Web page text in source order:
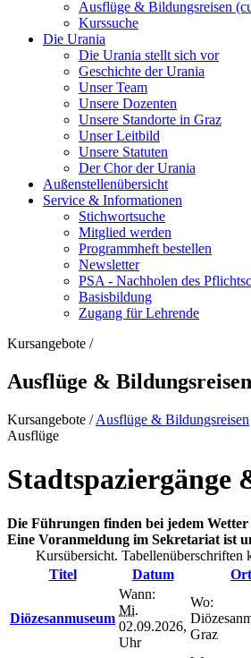
Ausflüge & Bildungsreisen
Kurssuche
Die Urania
Die Urania stellt sich vor
Geschichte der Urania
Unser Team
Unsere Dozenten
Unsere Standorte in Graz
Unser Leitbild
Unsere Statuten
Der Chor der Urania
Außenstellenübersicht
Service & Informationen
Stichwortsuche
Mitglied werden
Programmheft bestellen
Newsletter
PSA - Nachholen des
Basisbildung
Zugang für Lehrende
Kursangebote /
Ausflüge & Bildungsreisen
Kursangebote /Ausflüge & Bildungsreisen
Ausflüge
Stadtspaziergänge
Die Führungen finden bei jedem Wetter
Eine Voranmeldung im Sekretariat ist
Kursübersicht. Tabellenüberschriften
Titel
Datum Ort
Diözesanmuseum
Wann:
Mi.
02.09.2026,
Uhr
Wo:
Graz